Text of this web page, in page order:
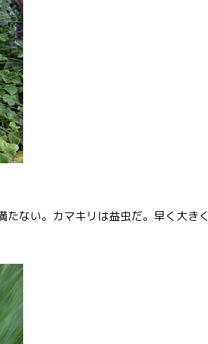
ない。カマキリは益虫だ。早く大きく